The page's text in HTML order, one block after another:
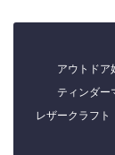
アウトドア
ティンダー
レザークラフト